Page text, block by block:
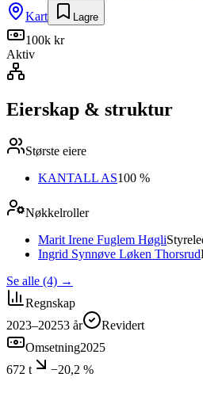
Kart
Lagre
100k kr
Aktiv
Eierskap & struktur
Største eiere
KANTALL AS100 %
Nøkkelroller
Marit Irene Fuglem Høgli
Ingrid Synnøve Løken Thorsrud
Se alle (4) →
Regnskap
2023–20253 år
Revidert
Omsetning2025
672 t
−20,2 %